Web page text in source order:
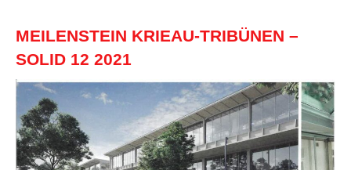
MEILENSTEIN KRIEAU-TRIBÜNEN –
SOLID 12 2021